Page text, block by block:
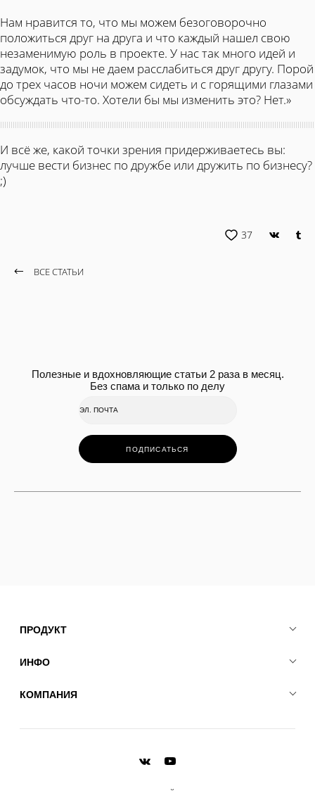
Нам нравится то, что мы можем безоговорочно
положиться друг на друга и что каждый нашел свою
незаменимую роль в проекте. У нас так много идей и
задумок, что мы не даем расслабиться друг другу. Порой
до трех часов ночи можем сидеть и с горящими глазами
обсуждать что-то. Хотели бы мы изменить это? Нет.»
И всё же, какой точки зрения придерживаетесь вы:
лучше вести бизнес по дружбе или дружить по бизнесу?
;)
37
ВСЕ СТАТЬИ
Полезные и вдохновляющие статьи 2 раза в месяц.
Без спама и только по делу
ПОДПИСАТЬСЯ
ПРОДУКТ
ИНФО
КОМПАНИЯ